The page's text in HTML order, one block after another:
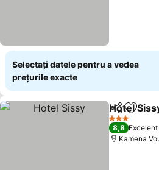
Selectați datele pentru a vedea
prețurile exacte
Distribuiți
Hotel
3 Stele
8,8 Excelent
Kamena